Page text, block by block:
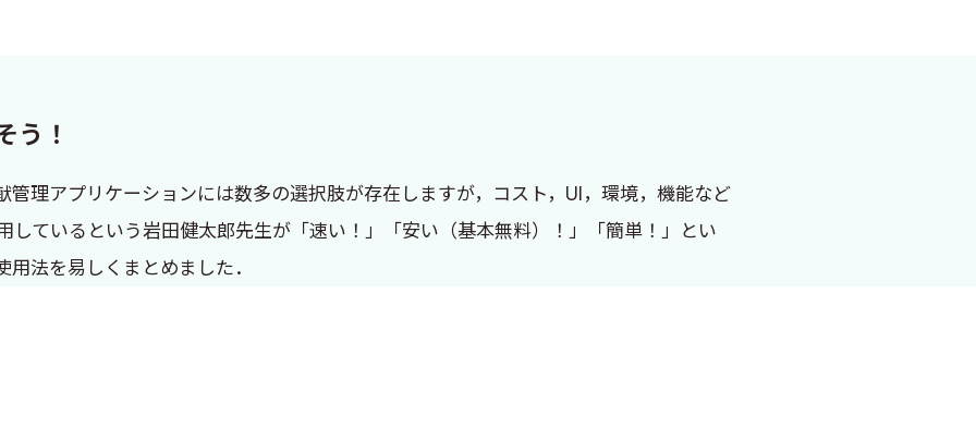
う！
アプリケーションには数多の選択肢が存在しますが，コスト，UI，環境，機能など
ているという岩田健太郎先生が「速い！」「安い（基本無料）！」「簡単！」とい
法を易しくまとめました．